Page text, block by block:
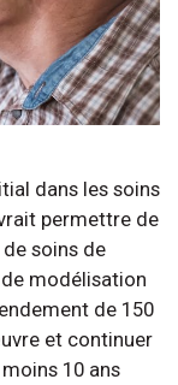
dans les soins
permettre de
soins de
modélisation
de 150
et continuer
10 ans